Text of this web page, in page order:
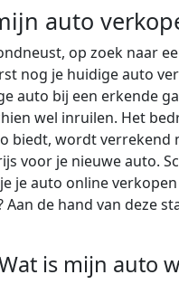
auto
op zoek naar
nog je huidige auto
auto bij een erkende
wel inruilen. Het
biedt, wordt verrekend
voor je nieuwe auto.
je auto online
Aan de hand van deze
is mijn auto